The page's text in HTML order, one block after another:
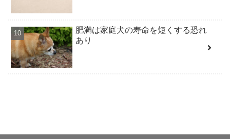
肥満は家庭犬の寿命を短くする恐れ
あり